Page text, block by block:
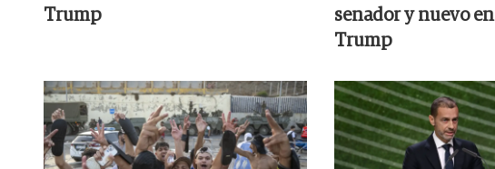
Trump
senador y nuevo
Trump